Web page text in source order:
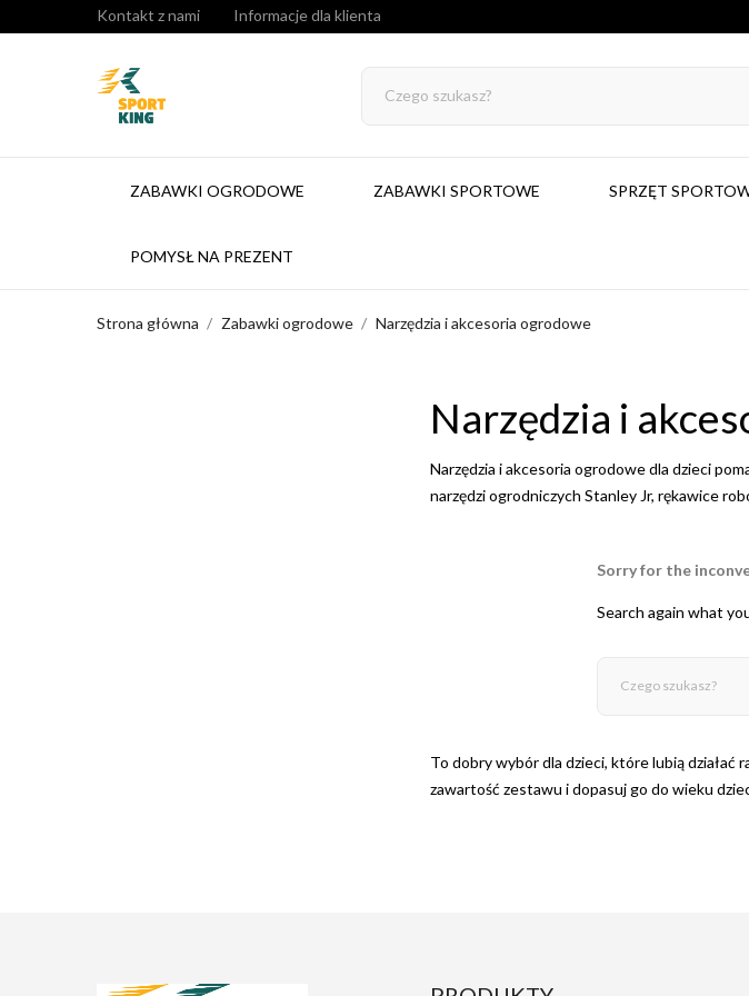
Kontakt z nami Informacje dla klienta
ZABAWKI OGRODOWE ZABAWKI SPORTOWE SPRZĘT
POMYSŁ NA PREZENT
Strona główna Zabawki ogrodowe Narzędzia i akcesoria ogrodowe
Narzędzia i
Narzędzia i akcesoria ogrodowe dla dzieci
narzędzi ogrodniczych Stanley Jr, rękawice
Sorry for the
Search again what
To dobry wybór dla dzieci, które lubią działać
zawartość zestawu i dopasuj go do wieku